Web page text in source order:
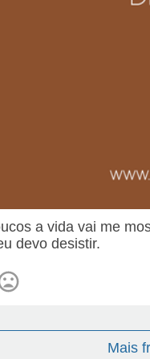
a vida vai me
devo desistir.
Mais